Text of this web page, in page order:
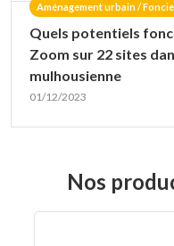
Aménagement urbain /
Quels potentiels
Zoom sur 22 sites
mulhousienne
01/12/2023
Nos